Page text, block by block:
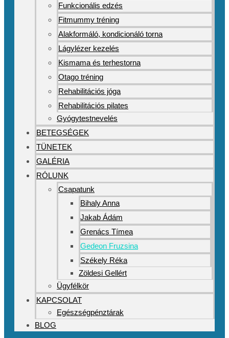
Funkcionális edzés
Fitmummy tréning
Alakformáló, kondicionáló torna
Lágylézer kezelés
Kismama és terhestorna
Otago tréning
Rehabilitációs jóga
Rehabilitációs pilates
Gyógytestnevelés
BETEGSÉGEK
TÜNETEK
GALÉRIA
RÓLUNK
Csapatunk
Bihaly Anna
Jakab Ádám
Grenács Tímea
Gedeon Fruzsina
Székely Réka
Zöldesi Gellért
Ügyfélkör
KAPCSOLAT
Egészségpénztárak
BLOG